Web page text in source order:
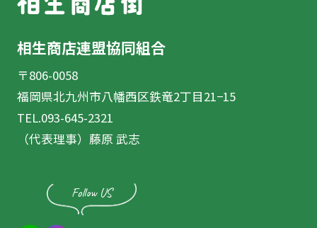
相生商店連盟協同組合
〒806-0058
福岡県北九州市八幡西区鉄竜2丁目21−15
TEL.093-645-2321
（代表理事）藤原 武志
Follow US